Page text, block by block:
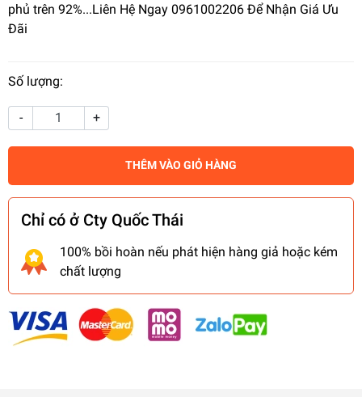
phủ trên 92%...Liên Hệ Ngay 0961002206 Để Nhận Giá Ưu
Đãi
Số lượng:
- +
THÊM VÀO GIỎ HÀNG
Chỉ có ở Cty Quốc Thái
100% bồi hoàn nếu phát hiện hàng giả hoặc kém
chất lượng